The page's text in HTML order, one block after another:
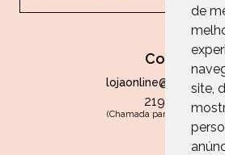
de
site,
Contactos
219 862 836
(Chamada para a rede fixa
Loja